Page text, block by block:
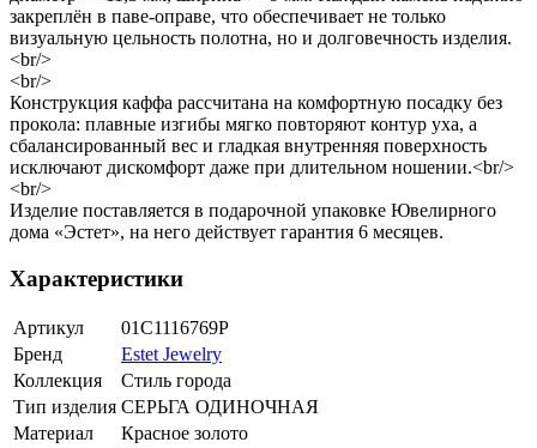
закреплён в паве‑оправе, что обеспечивает не только
визуальную цельность полотна, но и долговечность изделия.
<br/>
<br/>
Конструкция каффа рассчитана на комфортную посадку без
прокола: плавные изгибы мягко повторяют контур уха, а
сбалансированный вес и гладкая внутренняя поверхность
исключают дискомфорт даже при длительном ношении.<br/>
<br/>
Изделие поставляется в подарочной упаковке Ювелирного
дома «Эстет», на него действует гарантия 6 месяцев.
Характеристики
Артикул
01С1116769Р
Бренд
Estet Jewelry
Коллекция
Стиль города
Тип изделия СЕРЬГА ОДИНОЧНАЯ
Материал
Красное золото